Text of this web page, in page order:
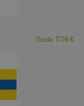
Desde: 17,59 €